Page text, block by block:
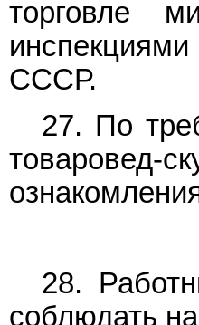
торговле
СССР.
27. По
28.
соблюдать